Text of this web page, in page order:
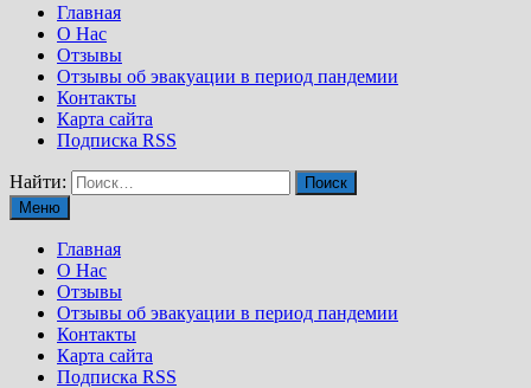
Главная
О Нас
Отзывы
Отзывы об эвакуации в период пандемии
Контакты
Карта сайта
Подписка RSS
Найти:
Меню
Главная
О Нас
Отзывы
Отзывы об эвакуации в период пандемии
Контакты
Карта сайта
Подписка RSS